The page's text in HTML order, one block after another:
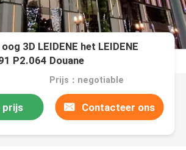
3D LEIDENE het LEIDENE
P2.064 Douane
Prijs：negotiable
prijs Contacteer ons